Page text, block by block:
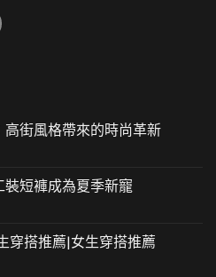
街風格帶來的時尚革新
短褲成為夏季新寵
穿搭推薦|女生穿搭推薦